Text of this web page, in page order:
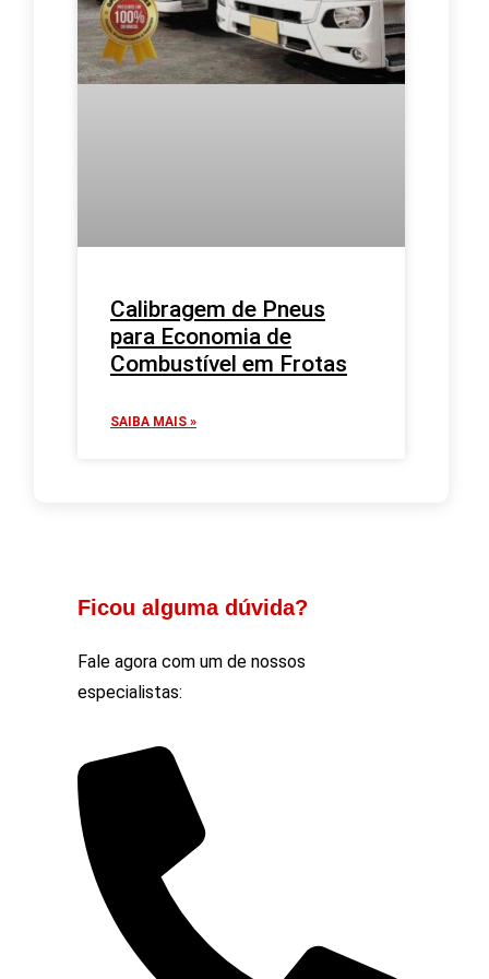
Calibragem de Pneus
para Economia de
Combustível em Frotas
SAIBA MAIS »
Ficou alguma dúvida?
Fale agora com um de nossos
especialistas: